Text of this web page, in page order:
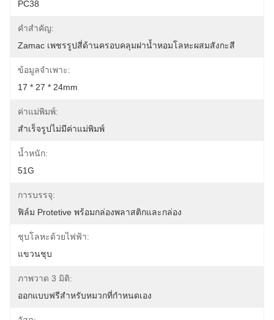
PC38
คำสำคัญ:
Zamac เพชรรูปสี่ด้านครอบคลุมฝาน้ำหอมโลหะผสมสังกะสี
ข้อมูลจำเพาะ:
17 * 27 * 24mm
ค่าแม่พิมพ์:
สำเร็จรูปไม่มีค่าแม่พิมพ์
น้ำหนัก:
51G
การบรรจุ:
ฟิล์ม Protetive พร้อมกล่องพลาสติกและกล่อง
ชุบโลหะด้วยไฟฟ้า:
แขวนชุบ
ภาพวาด 3 มิติ:
ออกแบบฟรีสำหรับหมวกที่กำหนดเอง